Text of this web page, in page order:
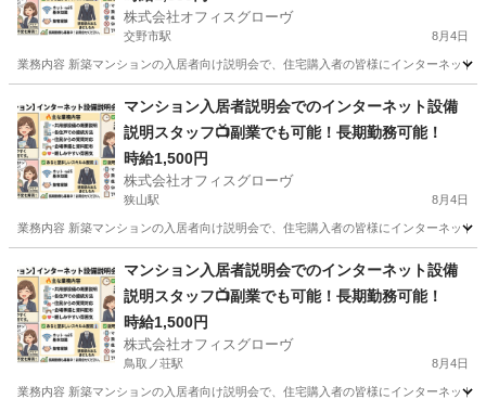
株式会社オフィスグローヴ
交野市駅 8月4日
業務内容 新築マンションの入居者向け説明会で、住宅購入者の皆様にインターネッ
接客 スタッフ
マンション入居者説明会でのインターネット設備
説明スタッフ📺副業でも可能！長期勤務可能！
時給1,500円
株式会社オフィスグローヴ
狭山駅 8月4日
業務内容 新築マンションの入居者向け説明会で、住宅購入者の皆様にインターネッ
接客 スタッフ
マンション入居者説明会でのインターネット設備
説明スタッフ📺副業でも可能！長期勤務可能！
時給1,500円
株式会社オフィスグローヴ
鳥取ノ荘駅 8月4日
業務内容 新築マンションの入居者向け説明会で、住宅購入者の皆様にインターネッ